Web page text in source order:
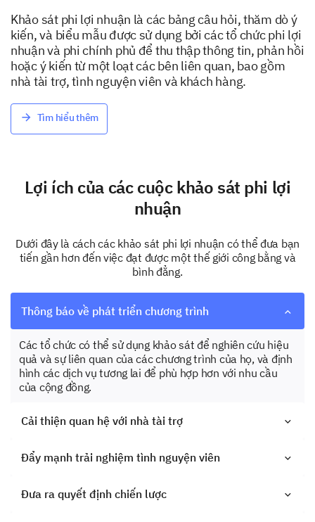
Khảo sát phi lợi nhuận là các bảng câu hỏi, thăm dò ý
kiến, và biểu mẫu được sử dụng bởi các tổ chức phi lợi
nhuận và phi chính phủ để thu thập thông tin, phản hồi
hoặc ý kiến từ một loạt các bên liên quan, bao gồm
nhà tài trợ, tình nguyện viên và khách hàng.
Tìm hiểu thêm
Lợi ích của các cuộc khảo sát phi lợi
nhuận
Dưới đây là cách các khảo sát phi lợi nhuận có thể đưa bạn
tiến gần hơn đến việc đạt được một thế giới công bằng và
bình đẳng.
Thông báo về phát triển chương trình
Các tổ chức có thể sử dụng khảo sát để nghiên cứu hiệu
quả và sự liên quan của các chương trình của họ, và định
hình các dịch vụ tương lai để phù hợp hơn với nhu cầu
của cộng đồng.
Cải thiện quan hệ với nhà tài trợ
Đẩy mạnh trải nghiệm tình nguyện viên
Đưa ra quyết định chiến lược